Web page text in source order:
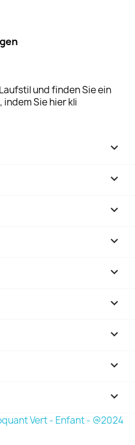
und finden Sie ein
Sie hier kli








keyboard_arrow_down
Vert - Enfant - @2024